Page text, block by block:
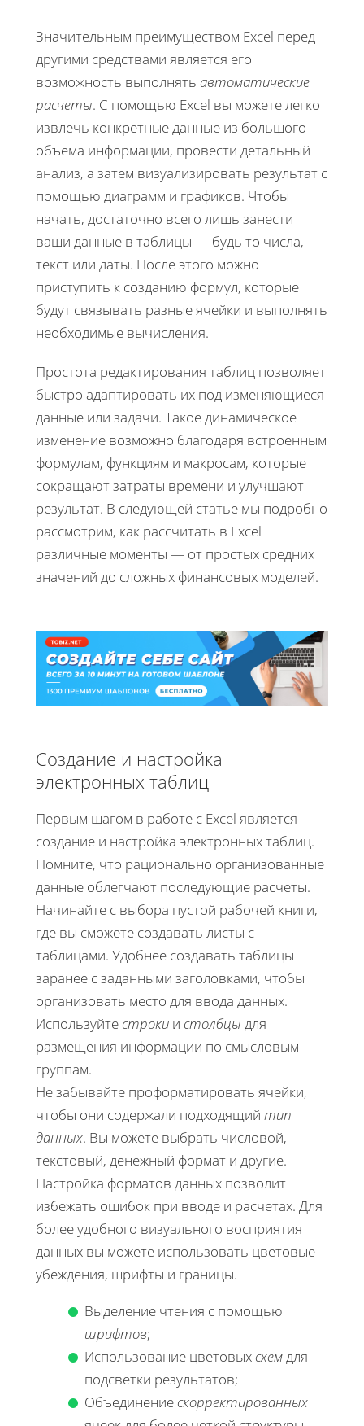
Значительным преимуществом Excel перед
другими средствами является его
возможность выполнять автоматические
расчеты. С помощью Excel вы можете легко
извлечь конкретные данные из большого
объема информации, провести детальный
анализ, а затем визуализировать результат с
помощью диаграмм и графиков. Чтобы
начать, достаточно всего лишь занести
ваши данные в таблицы — будь то числа,
текст или даты. После этого можно
приступить к созданию формул, которые
будут связывать разные ячейки и выполнять
необходимые вычисления.
Простота редактирования таблиц позволяет
быстро адаптировать их под изменяющиеся
данные или задачи. Такое динамическое
изменение возможно благодаря встроенным
формулам, функциям и макросам, которые
сокращают затраты времени и улучшают
результат. В следующей статье мы подробно
рассмотрим, как рассчитать в Excel
различные моменты — от простых средних
значений до сложных финансовых моделей.
Создание и настройка
электронных таблиц
Первым шагом в работе с Excel является
создание и настройка электронных таблиц.
Помните, что рационально организованные
данные облегчают последующие расчеты.
Начинайте с выбора пустой рабочей книги,
где вы сможете создавать листы с
таблицами. Удобнее создавать таблицы
заранее с заданными заголовками, чтобы
организовать место для ввода данных.
Используйтестроки и столбцы для
размещения информации по смысловым
группам.
Не забывайте проформатировать ячейки,
чтобы они содержали подходящий тип
данных. Вы можете выбрать числовой,
текстовый, денежный формат и другие.
Настройка форматов данных позволит
избежать ошибок при вводе и расчетах. Для
более удобного визуального восприятия
данных вы можете использовать цветовые
убеждения, шрифты и границы.
Выделение чтения с помощью
шрифтов;
Использование цветовыхсхемдля
подсветки результатов;
Объединениескорректированных